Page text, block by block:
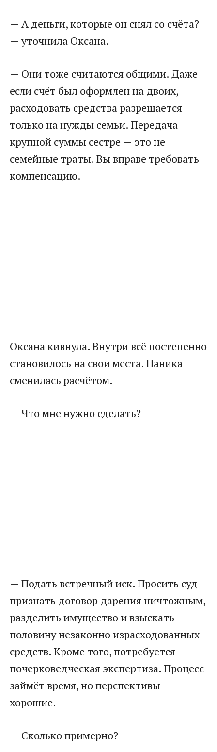
— А деньги, которые он снял со счёта?
— уточнила Оксана.
— Они тоже считаются общими. Даже
если счёт был оформлен на двоих,
расходовать средства разрешается
только на нужды семьи. Передача
крупной суммы сестре — это не
семейные траты. Вы вправе требовать
компенсацию.
Оксана кивнула. Внутри всё постепенно
становилось на свои места. Паника
сменилась расчётом.
— Что мне нужно сделать?
— Подать встречный иск. Просить суд
признать договор дарения ничтожным,
разделить имущество и взыскать
половину незаконно израсходованных
средств. Кроме того, потребуется
почерковедческая экспертиза. Процесс
займёт время, но перспективы
хорошие.
— Сколько примерно?